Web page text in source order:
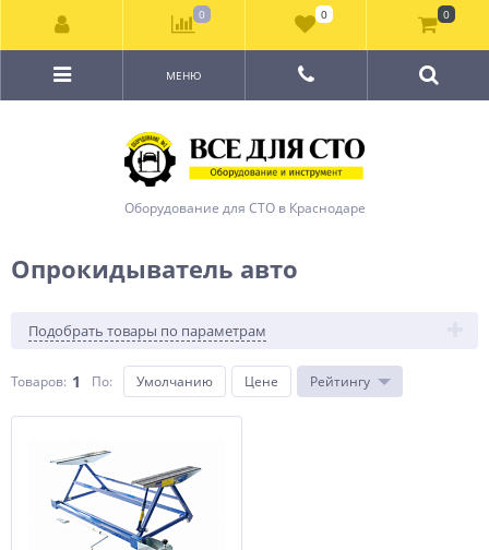
Оборудование для СТО в Краснодаре
МЕНЮ
Опрокидыватель авто
Подобрать товары по параметрам
Товаров: 1 По: Умолчанию Цене Рейтингу
0 0 0